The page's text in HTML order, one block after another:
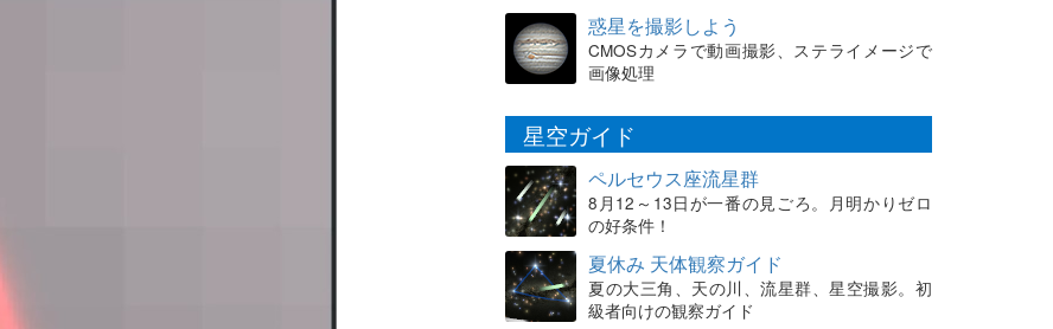
惑星を撮影しよう
CMOSカメラで動画撮影、ステライメージで
画像処理
星空ガイド
ペルセウス座流星群
8月12～13日が一番の見ごろ。月明かりゼロ
の好条件！
夏休み 天体観察ガイド
夏の大三角、天の川、流星群、星空撮影。初
級者向けの観察ガイド